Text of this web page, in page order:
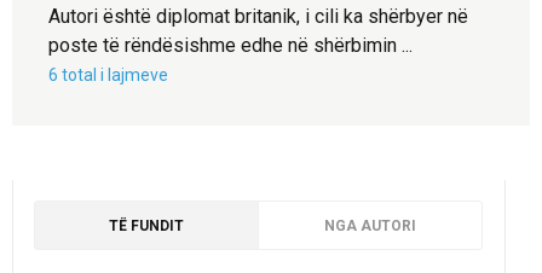
Autori është diplomat britanik, i cili ka shërbyer në
poste të rëndësishme edhe në shërbimin ...
6 total i lajmeve
TË FUNDIT NGA AUTORI